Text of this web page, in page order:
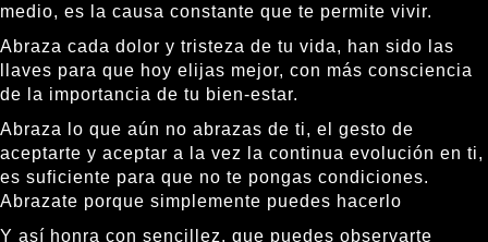
medio, es la causa constante que te permite vivir.
Abraza cada dolor y tristeza de tu vida, han sido las
llaves para que hoy elijas mejor, con más consciencia
de la importancia de tu bien-estar.
Abraza lo que aún no abrazas de ti, el gesto de
aceptarte y aceptar a la vez la continua evolución en ti,
es suficiente para que no te pongas condiciones.
Abrazate porque simplemente puedes hacerlo
Y así honra con sencillez, que puedes observarte